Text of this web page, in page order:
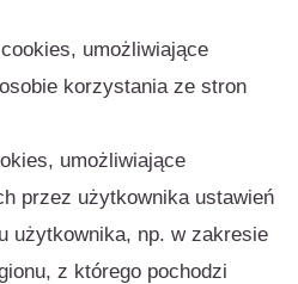
umożliwiające
korzystania ze stron
umożliwiające
przez użytkownika ustawień
użytkownika, np. w zakresie
z którego pochodzi